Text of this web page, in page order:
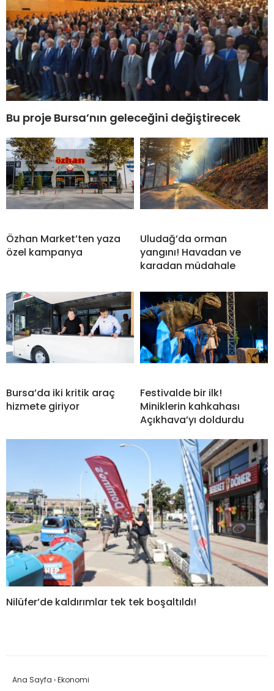
Bu proje Bursa’nın geleceğini değiştirecek
Özhan Market’ten yaza
özel kampanya
Uludağ’da orman
yangını! Havadan ve
karadan müdahale
Bursa’da iki kritik araç
hizmete giriyor
Festivalde bir ilk!
Miniklerin kahkahası
Açıkhava’yı doldurdu
Nilüfer’de kaldırımlar tek tek boşaltıldı!
Ana Sayfa ›Ekonomi